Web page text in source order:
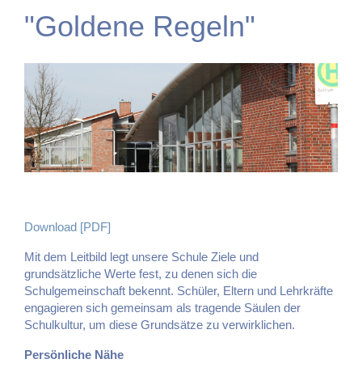
"Goldene Regeln"
Download [PDF]
Mit dem Leitbild legt unsere Schule Ziele und
grundsätzliche Werte fest, zu denen sich die
Schulgemeinschaft bekennt. Schüler, Eltern und Lehrkräfte
engagieren sich gemeinsam als tragende Säulen der
Schulkultur, um diese Grundsätze zu verwirklichen.
Persönliche Nähe